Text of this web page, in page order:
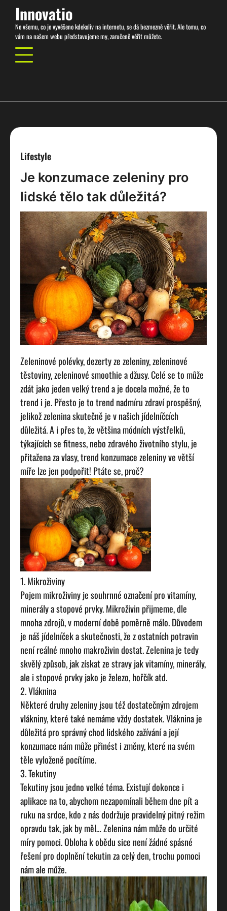
content
Innovatio
Ne všemu, co je vyvěšeno kdekoliv na internetu, se dá bezmezně věřit. Ale tomu, co
vám na našem webu představujeme my, zaručeně věřit můžete.
Lifestyle
Je konzumace zeleniny pro
lidské tělo tak důležitá?
Zeleninové polévky, dezerty ze zeleniny, zeleninové
těstoviny, zeleninové smoothie a džusy. Celé se to může
zdát jako jeden velký trend a je docela možné, že to
trend i je. Přesto je to trend nadmíru zdraví prospěšný,
jelikož zelenina skutečně je v našich jídelníčcích
důležitá. A i přes to, že většina módních výstřelků,
týkajících se fitness, nebo zdravého životního stylu, je
přitažena za vlasy, trend konzumace zeleniny ve větší
míře lze jen podpořit! Ptáte se, proč?
1. Mikroživiny
Pojem mikroživiny je souhrnné označení pro vitamíny,
minerály a stopové prvky. Mikroživin přijmeme, dle
mnoha zdrojů, v moderní době poměrně málo. Důvodem
je náš jídelníček a skutečnosti, že z ostatních potravin
není reálné mnoho makroživin dostat. Zelenina je tedy
skvělý způsob, jak získat ze stravy jak vitamíny, minerály,
ale i stopové prvky jako je železo, hořčík atd.
2. Vláknina
Některé druhy zeleniny jsou též dostatečným zdrojem
vlákniny, které také nemáme vždy dostatek. Vláknina je
důležitá pro správný chod lidského zažívání a její
konzumace nám může přinést i změny, které na svém
těle vyloženě pocítíme.
3. Tekutiny
Tekutiny jsou jedno velké téma. Existují dokonce i
aplikace na to, abychom nezapomínali během dne pít a
ruku na srdce, kdo z nás dodržuje pravidelný pitný režim
opravdu tak, jak by měl… Zelenina nám může do určité
míry pomoci. Obloha k obědu sice není žádné spásné
řešení pro doplnění tekutin za celý den, trochu pomoci
nám ale může.